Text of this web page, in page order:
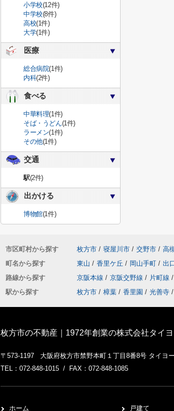
小学校(12件)
中学校(8件)
高校(1件)
大学(1件)
医療
総合病院(1件)
内科(2件)
食べる
中華料理(1件)
そば・うどん(1件)
ラーメン(1件)
その他(1件)
交通
駅(2件)
出かける
博物館(1件)
市区町村から探す 枚方市 / 寝屋川市 / 交野市 / 高
町名から探す
東山 / 香里ケ丘 / 岡山手町 / 出
路線から探す
京阪本線 / 京阪交野線 / 片町線 /
駅から探す
枚方市 / 樟葉 / 香里園 / 光善寺 /
枚方市の不動産｜1972年創業の株式会社タイ
〒573-1197 大阪府枚方市禁野本町１丁目8番8号 タイヨ
TEL：072-848-1015 / FAX：072-848-1085
ホーム 戸建て